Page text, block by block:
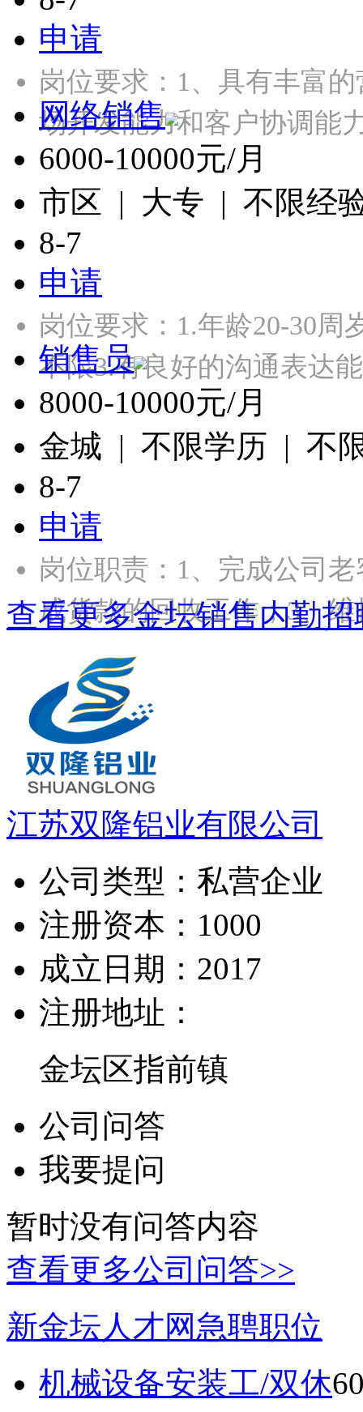
申请
岗位要求：1、具有丰富
场开发能力和客户协调
网络销售
6000-10000元/月
市区 | 大专 | 不限经
8-7
申请
岗位要求：1.年龄20-30周
不限3.有良好的沟通表达
销售员
8000-10000元/月
金城 | 不限学历 | 不
8-7
申请
岗位职责：1、完成公司
成货款的回收工作；3、
查看更多金坛销售内勤招
江苏双隆铝业有限公司
公司类型： 私营企业
注册资本： 1000
成立日期： 2017
注册地址：
金坛区指前镇
公司问答
我要提问
暂时没有问答内容
查看更多公司问答>>
新金坛人才网急聘职位
机械设备安装工/双休